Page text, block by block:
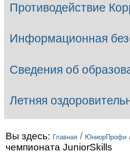
Противодействие
Информационная
Сведения об
Летняя
Вы здесь: Главная / ЮниорПрофи
чемпионата JuniorSkills